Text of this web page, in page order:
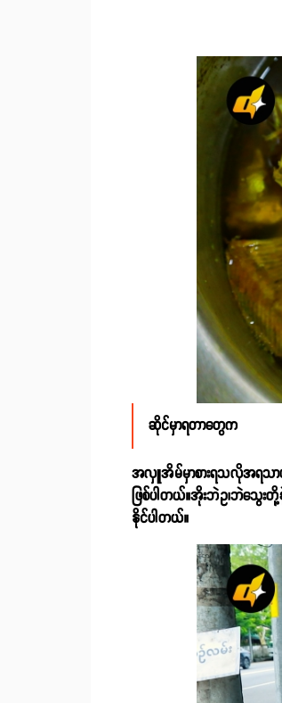
ဆိုင်မှာရတာတွေက
အလှူအိမ်မှာစားရသလိုအရသာပျ
ဖြစ်ပါတယ်။အိုးဘဲဥ၊ဘဲသွေးတို့နဲ့
နိုင်ပါတယ်။